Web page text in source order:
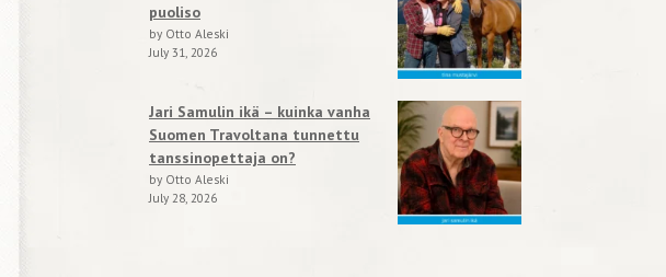
puoliso
by Otto Aleski
July 31, 2026
Jari Samulin ikä – kuinka vanha
Suomen Travoltana tunnettu
tanssinopettaja on?
by Otto Aleski
July 28, 2026